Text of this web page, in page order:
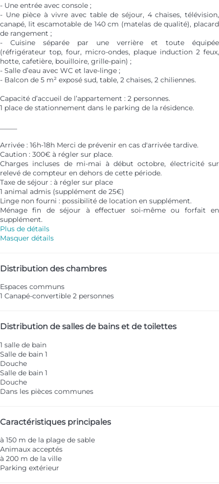
- Une entrée avec console ;
- Une pièce à vivre avec table de séjour, 4 chaises, télévision,
canapé, lit escamotable de 140 cm (matelas de qualité), placard
de rangement ;
- Cuisine séparée par une verrière et toute équipée
(réfrigérateur top, four, micro-ondes, plaque induction 2 feux,
hotte, cafetière, bouilloire, grille-pain) ;
- Salle d’eau avec WC et lave-linge ;
- Balcon de 5 m² exposé sud, table, 2 chaises, 2 chiliennes.
Capacité d’accueil de l’appartement : 2 personnes.
1 place de stationnement dans le parking de la résidence.
Arrivée : 16h-18h Merci de prévenir en cas d'arrivée tardive.
Caution : 300€ à régler sur place.
Charges incluses de mi-mai à début octobre, électricité sur
relevé de compteur en dehors de cette période.
Taxe de séjour : à régler sur place
1 animal admis (supplément de 25€)
Linge non fourni : possibilité de location en supplément.
Ménage fin de séjour à effectuer soi-même ou forfait en
supplément.
Plus de détails
Masquer détails
Distribution des chambres
Espaces communs
1 Canapé-convertible 2 personnes
Distribution de salles de bains et de toilettes
1 salle de bain
Salle de bain 1
Douche
Salle de bain 1
Douche
Dans les pièces communes
Caractéristiques principales
à 150 m de la plage de sable
Animaux acceptés
à 200 m de la ville
Parking extérieur